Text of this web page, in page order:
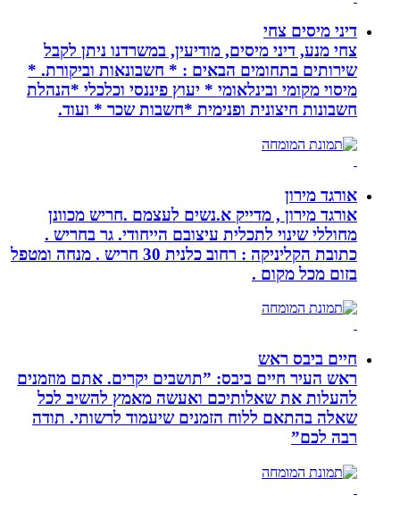
דיני מיסים צחי
צחי מנע, דיני מיסים, מודיעין, במשרדנו ניתן לקבל
שירותים בתחומים הבאים : * חשבונאות וביקורת. *
מיסוי מקומי ובינלאומי * יעוץ פיננסי וכלכלי *הנהלת
חשבונות חיצונית ופנימית *חשבות שכר * ועוד.
אורגד מירון
אורגד מירון , מדייק א.נשים לעצמם .חריש מכוונן
מחוללי שינוי לתכלית עיצובם הייחודי. גר בחריש .
כתובת הקליניקה : רחוב כלנית 30 חריש . מנחה ומטפל
בזום מכל מקום .
חיים ביבס ראש
ראש העיר חיים ביבס: ”תושבים יקרים. אתם מוזמנים
להעלות את שאלותיכם ואעשה מאמץ להשיב לכל
שאלה בהתאם ללוח הזמנים שיעמוד לרשותי. תודה
רבה לכם”